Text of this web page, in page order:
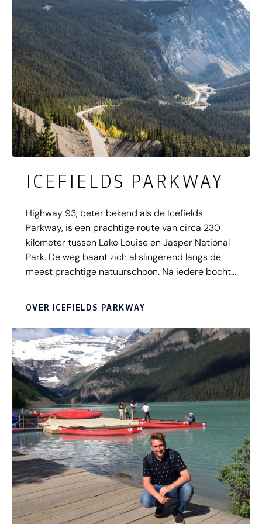
ICEFIELDS PARKWAY
Highway 93, beter bekend als de Icefields
Parkway, is een prachtige route van circa 230
kilometer tussen Lake Louise en Jasper National
Park. De weg baant zich al slingerend langs de
meest prachtige natuurschoon. Na iedere bocht
Canada bent gevlogen. Langs de weg liggen
gletsjers, bergen, woeste rivieren en azuurblauwe
meren zoals Peyto en Bow Lake. Ontdek alvast
alle beziendwaardigheden van de Icefields
Parkway en geniet van inspirerende video's.
OVER ICEFIELDS PARKWAY